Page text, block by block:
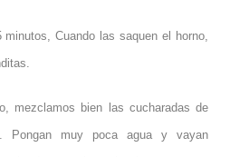
Cuando las saquen el horno,
mezclamos bien las cucharadas de
Pongan muy poca agua y vayan